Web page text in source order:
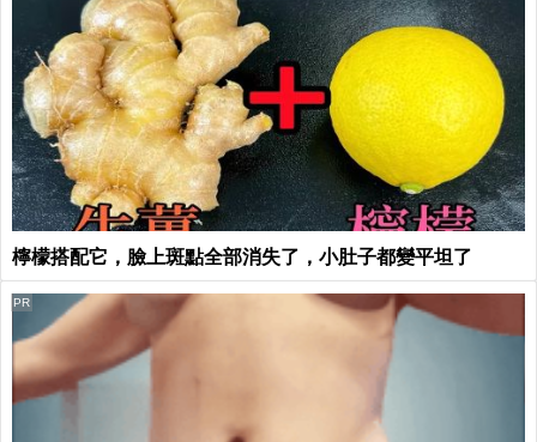
檸檬搭配它，臉上斑點全部消失了，小肚子都變平坦了
PR